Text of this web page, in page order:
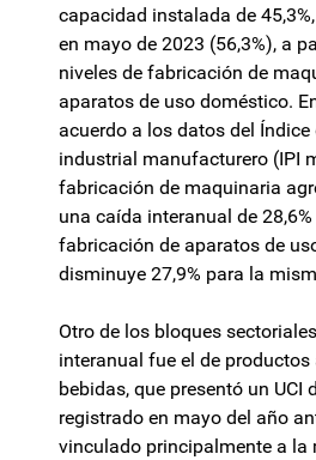
capacidad instalada de
en mayo de 2023 (56,3%), a
niveles de fabricación de
aparatos de uso doméstico.
acuerdo a los datos del
industrial manufacturero (IPI
fabricación de maquinaria
una caída interanual de
fabricación de aparatos de
disminuye 27,9% para la
Otro de los bloques
interanual fue el de
bebidas, que presentó un UCI
registrado en mayo del año
vinculado principalmente a la